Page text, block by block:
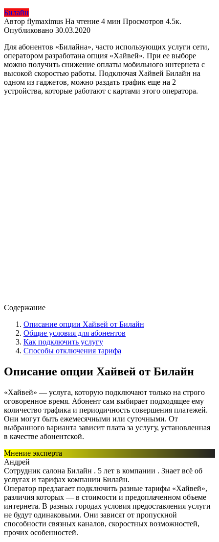
Билайн
Автор flymaximus На чтение 4 мин Просмотров 4.5к.
Опубликовано 30.03.2020
Для абонентов «Билайна», часто использующих услуги сети,
оператором разработана опция «Хайвей». При ее выборе
можно получить снижение оплаты мобильного интернета с
высокой скоростью работы. Подключая Хайвей Билайн на
одном из гаджетов, можно раздать трафик еще на 2
устройства, которые работают с картами этого оператора.
Содержание
Описание опции Хайвей от Билайн
Общие условия для абонентов
Как подключить услугу
Способы отключения тарифа
Описание опции Хайвей от Билайн
«Хайвей» — услуга, которую подключают только на строго
оговоренное время. Абонент сам выбирает подходящее ему
количество трафика и периодичность совершения платежей.
Они могут быть ежемесячными или суточными. От
выбранного варианта зависит плата за услугу, установленная
в качестве абонентской.
Мнение эксперта
Андрей
Сотрудник салона Билайн . 5 лет в компании . Знает всё об
услугах и тарифах компании Билайн.
Оператор предлагает подключить разные тарифы «Хайвей»,
различия которых — в стоимости и предоплаченном объеме
интернета. В разных городах условия предоставления услуги
не будут одинаковыми. Они зависят от пропускной
способности связных каналов, скоростных возможностей,
прочих особенностей.